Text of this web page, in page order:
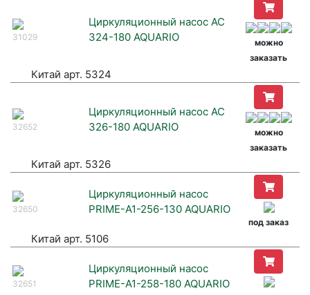
31029
Циркуляционный насос AC
324-180 AQUARIO
можно
заказать
Китай арт. 5324
32652
Циркуляционный насос AC
326-180 AQUARIO
можно
заказать
Китай арт. 5326
32650
Циркуляционный насос
PRIME-A1-256-130 AQUARIO
под заказ
Китай арт. 5106
32651
Циркуляционный насос
PRIME-A1-258-180 AQUARIO